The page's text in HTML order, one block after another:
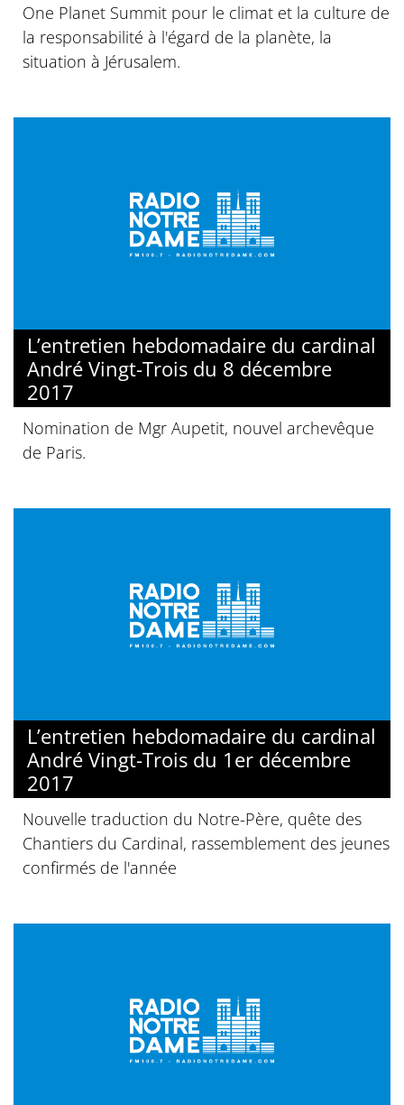
One Planet Summit pour le climat et la culture de
la responsabilité à l'égard de la planète, la
situation à Jérusalem.
L’entretien hebdomadaire du cardinal
André Vingt-Trois du 8 décembre
2017
Nomination de Mgr Aupetit, nouvel archevêque
de Paris.
L’entretien hebdomadaire du cardinal
André Vingt-Trois du 1er décembre
2017
Nouvelle traduction du Notre-Père, quête des
Chantiers du Cardinal, rassemblement des jeunes
confirmés de l'année